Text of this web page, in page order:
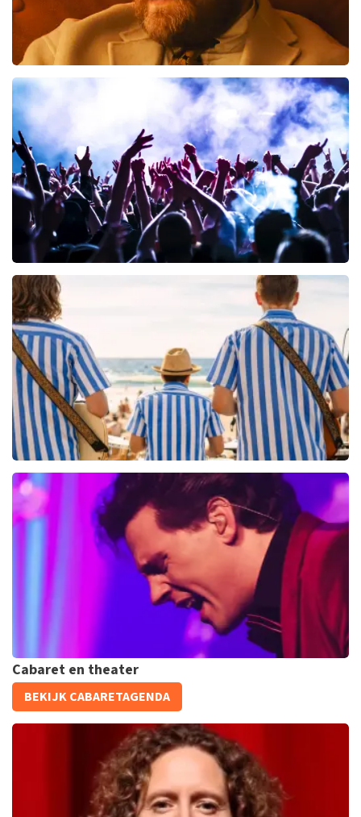
Teddy Swims
reviews
KOOP TICKETS
Megadeth
KOOP TICKETS
Beach Boys Best
206+reviews
KOOP TICKETS
Bouke And The Elvis Matters Band
961+reviews
KOOP TICKETS
Cabaret en theater
BEKIJK CABARETAGENDA